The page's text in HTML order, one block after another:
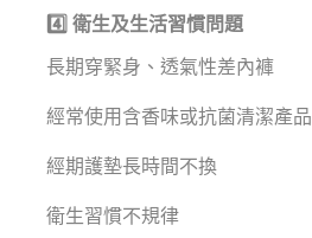
4️⃣ 衛生及生活習慣問題
長期穿緊身、透氣性差內褲
經常使用含香味或抗菌清潔產品
經期護墊長時間不換
衛生習慣不規律